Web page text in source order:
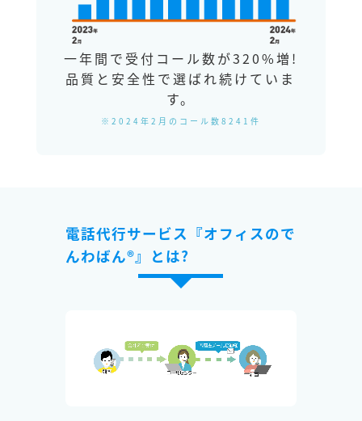
一年間で受付コール数が320%増!
品質と安全性で選ばれ続けていま
す。
※2024年2月のコール数8241件
電話代行サービス『オフィスので
んわばん®』とは?